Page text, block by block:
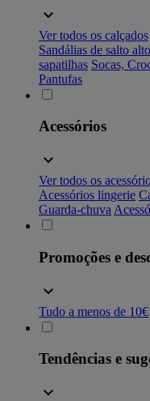
Ver todos os calçados
Sandálias de salto alto
sapatilhas Socas,
Pantufas
Acessórios
Ver todos os
Acessórios lingerie
Guarda-chuva
Promoções e
Tudo a menos de 10€
Tendências e